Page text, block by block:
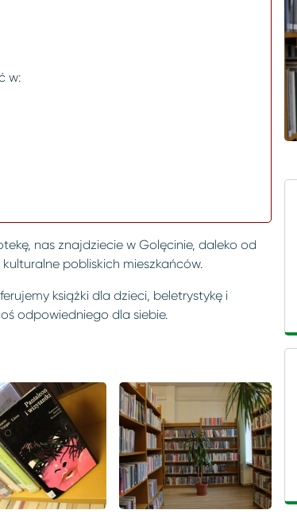
w:
nas znajdziecie w Golęcinie, daleko od
pobliskich mieszkańców.
książki dla dzieci, beletrystykę i
odpowiedniego dla siebie.